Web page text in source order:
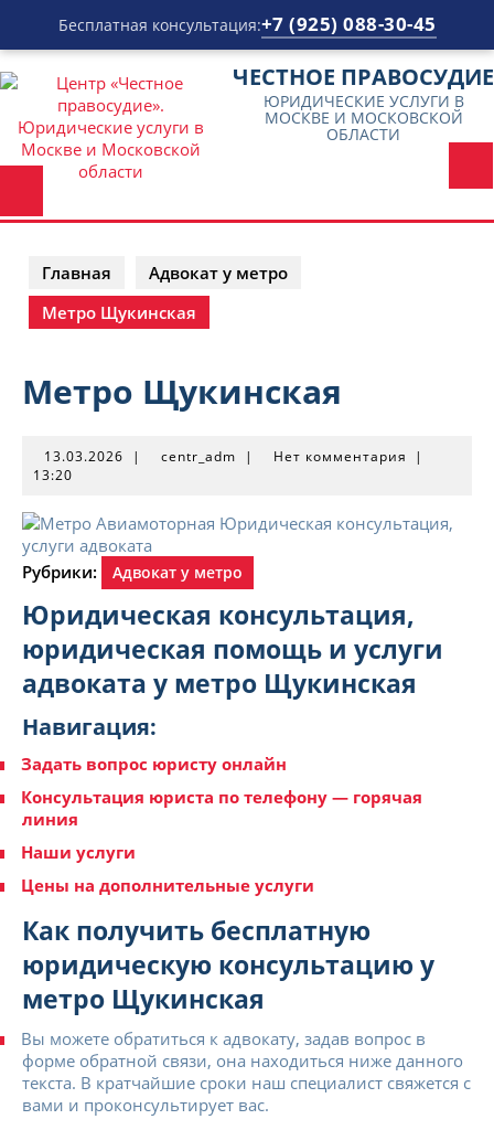
Бесплатная консультация:+7 (925) 088-30-45
Перейти
к
содержимому
ЧЕСТНОЕ ПРАВОСУДИЕ
ЮРИДИЧЕСКИЕ УСЛУГИ В
МОСКВЕ И МОСКОВСКОЙ
ОБЛАСТИ
Главная
Адвокат у метро
Метро Щукинская
Метро Щукинская
13.03.2026 13.03.2026
| centr_admcentr_adm
| Нет комментария
|
13:20
Рубрики: Адвокат у метро
Юридическая консультация,
юридическая помощь и услуги
адвоката у метро Щукинская
Навигация:
Задать вопрос юристу онлайн
Консультация юриста по телефону — горячая
линия
Наши услуги
Цены на дополнительные услуги
Как получить бесплатную
юридическую консультацию у
метро Щукинская
Вы можете обратиться к адвокату, задав вопрос в
форме обратной связи, она находиться ниже данного
текста. В кратчайшие сроки наш специалист свяжется с
вами и проконсультирует вас.